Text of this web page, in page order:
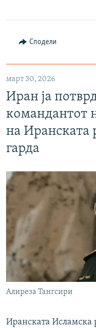
Сподели
март 30, 2026
Иран ја
командантот
на Иранската
гарда
Алиреза Тангсири
Иранската Исламска